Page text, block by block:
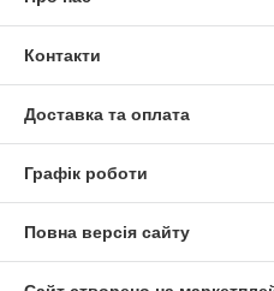
Контакти
Доставка та оплата
Графік роботи
Повна версія сайту